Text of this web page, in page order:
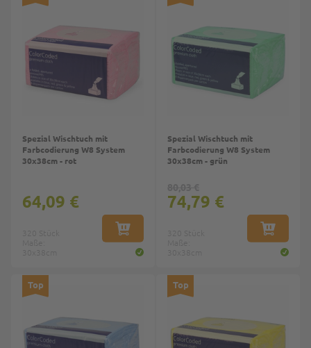
Spezial Wischtuch mit
Farbcodierung W8 System
30x38cm - rot
IN DEN WARENKORB
64,09 €
Spezial Wischtuch mit
Farbcodierung W8 System
30x38cm - grün
IN DEN
74,79 €
Top Top